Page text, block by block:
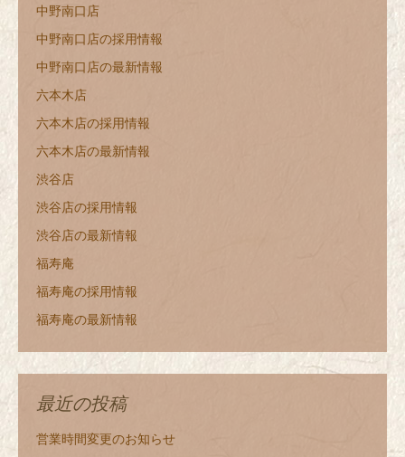
中野南口店
中野南口店の採用情報
中野南口店の最新情報
六本木店
六本木店の採用情報
六本木店の最新情報
渋谷店
渋谷店の採用情報
渋谷店の最新情報
福寿庵
福寿庵の採用情報
福寿庵の最新情報
最近の投稿
営業時間変更のお知らせ